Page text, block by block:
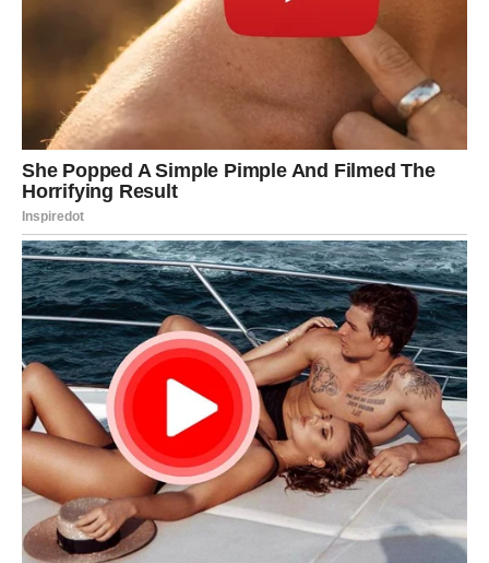
pripada
Pred vama su emotivni trenuci.
Do kraja sedmice ljubavna energija donosi mnogo lijepih
iznenađenja. Zvijezde pokazuju da će se najljepše stvari
događati spontano, bez planiranja i očekivanja.
Najviše razloga za sreću imajuRakovi, Vage i Vodolije,
kojima ljubav donosi posebne trenutke, nove početke i
potvrdu da se vrijedilo nadati.
Ponekad ljubav ne dolazi onda kada je tražimo. Dolazi
onda kada smo spremni da je prepoznamo. Upravo takve
trenutke donosi kraj ove sedmice.